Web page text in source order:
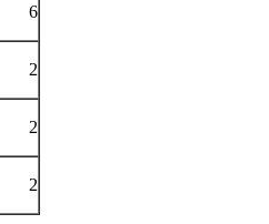
6
2
2
2